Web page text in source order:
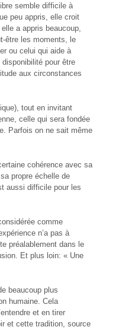
semble difficile à
peu appris, elle croit
a appris beaucoup,
être les moments, le
ou celui qui aide à
pour être
aux circonstances
tout en invitant
celle qui sera fondée
Parfois on ne sait même
cohérence avec sa
propre échelle de
aussi difficile pour les
comme
n’a pas à
préalablement dans le
Et plus loin: « Une
beaucoup plus
humaine. Cela
et en tirer
et cette tradition, source